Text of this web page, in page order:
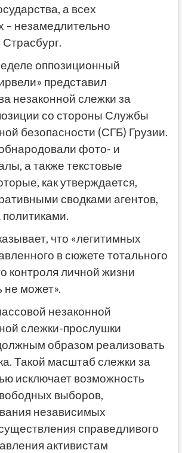
а всех
– незамедлительно
оппозиционный
представил
незаконной слежки за
со стороны Службы
безопасности (СГБ) Грузии.
фото- и
а также текстовые
как утверждается,
сводками агентов,
что «легитимных
в сюжете тотального
контроля личной жизни
не может».
незаконной
слежки-прослушки
образом реализовать
Такой масштаб слежки за
исключает возможность
выборов,
независимых
справедливого
активистам